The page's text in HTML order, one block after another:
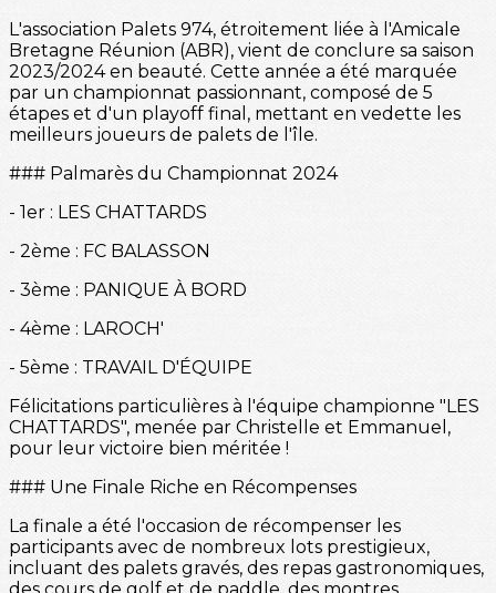
L'association Palets 974, étroitement liée à l'Amicale
Bretagne Réunion (ABR), vient de conclure sa saison
2023/2024 en beauté. Cette année a été marquée
par un championnat passionnant, composé de 5
étapes et d'un playoff final, mettant en vedette les
meilleurs joueurs de palets de l'île.
### Palmarès du Championnat 2024
- 1er : LES CHATTARDS
- 2ème : FC BALASSON
- 3ème : PANIQUE À BORD
- 4ème : LAROCH'
- 5ème : TRAVAIL D'ÉQUIPE
Félicitations particulières à l'équipe championne "LES
CHATTARDS", menée par Christelle et Emmanuel,
pour leur victoire bien méritée !
### Une Finale Riche en Récompenses
La finale a été l'occasion de récompenser les
participants avec de nombreux lots prestigieux,
incluant des palets gravés, des repas gastronomiques,